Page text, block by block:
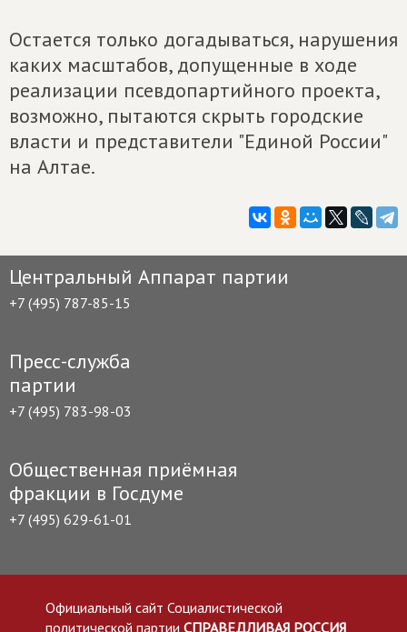
Остается только догадываться, нарушения
каких масштабов, допущенные в ходе
реализации псевдопартийного проекта,
возможно, пытаются скрыть городские
власти и представители "Единой России"
на Алтае.
Центральный Аппарат партии
+7 (495) 787-85-15
Пресс-служба
партии
+7 (495) 783-98-03
Общественная приёмная
фракции в Госдуме
+7 (495) 629-61-01
Официальный сайт Социалистической
политической партии СПРАВЕДЛИВАЯ РОССИЯ